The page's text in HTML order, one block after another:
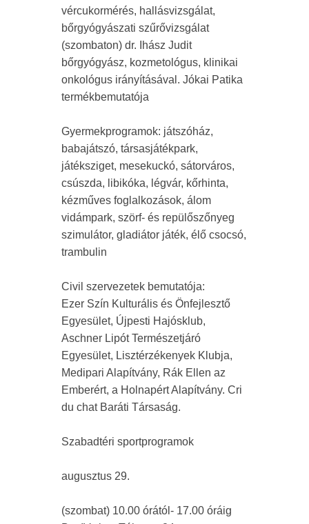
vércukormérés, hallásvizsgálat,
bőrgyógyászati szűrővizsgálat
(szombaton) dr. Ihász Judit
bőrgyógyász, kozmetológus, klinikai
onkológus irányításával. Jókai Patika
termékbemutatója
Gyermekprogramok: játszóház,
babajátszó, társasjátékpark,
játéksziget, mesekuckó, sátorváros,
csúszda, libikóka, légvár, kőrhinta,
kézműves foglalkozások, álom
vidámpark, szörf- és repülőszőnyeg
szimulátor, gladiátor játék, élő csocsó,
trambulin
Civil szervezetek bemutatója:
Ezer Szín Kulturális és Önfejlesztő
Egyesület, Újpesti Hajósklub,
Aschner Lipót Természetjáró
Egyesület, Lisztérzékenyek Klubja,
Medipari Alapítvány, Rák Ellen az
Emberért, a Holnapért Alapítvány. Cri
du chat Baráti Társaság.
Szabadtéri sportprogramok
augusztus 29.
(szombat) 10.00 órától- 17.00 óráig